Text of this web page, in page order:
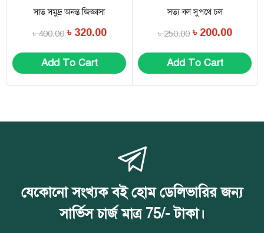
সাত সমুদ্র অনন্ত জিজ্ঞাসা
৳400.00 ৳ 320.00
Add To Cart
সত্য বল সুপথে চল
৳250.00 ৳ 200.00
Add To Cart
যেকোনো সংখ্যক বই হোম ডেলিভারির জন্য
সার্ভিস চার্জ মাত্র 75/- টাকা।